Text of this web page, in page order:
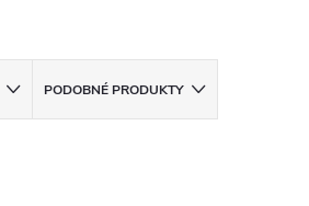
PODOBNÉ PRODUKTY